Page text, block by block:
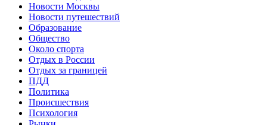
Новости Москвы
Новости путешествий
Образование
Общество
Около спорта
Отдых в России
Отдых за границей
ПДД
Политика
Происшествия
Психология